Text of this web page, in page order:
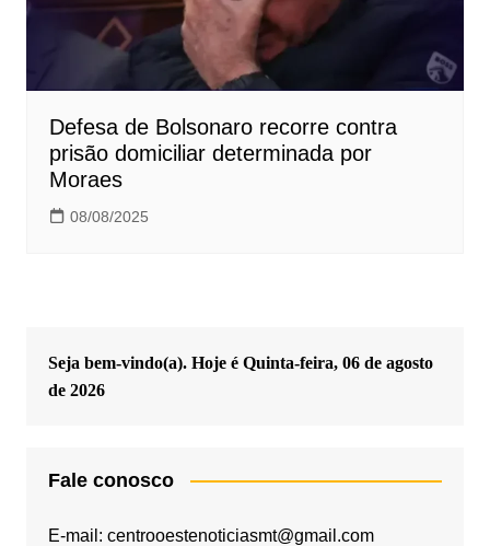
Defesa de Bolsonaro recorre contra
prisão domiciliar determinada por
Moraes
08/08/2025
Seja bem-vindo(a). Hoje é Quinta-feira, 06 de agosto
de 2026
Fale conosco
E-mail: centrooestenoticiasmt@gmail.com